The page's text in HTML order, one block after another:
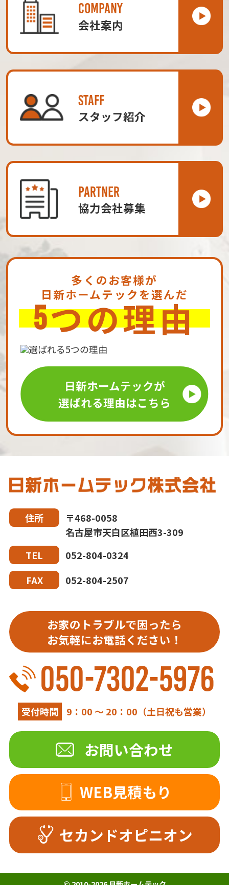
COMPANY
会社案内
STAFF
スタッフ紹介
PARTNER
協力会社募集
多くのお客様が
日新ホームテックを選んだ
5つの理由
日新ホームテックが
選ばれる理由はこちら
住所
〒468-0058
名古屋市天白区植田西3-309
TEL
052-804-0324
FAX
052-804-2507
お家のトラブルで困ったら
お気軽にお電話ください！
050-7302-5976
受付時間 9：00 ～ 20：00（土日祝も営業）
お問い合わせ
WEB見積もり
セカンドオピニオン